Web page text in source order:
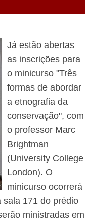
Já estão abertas
as inscrições para
o minicurso "Três
formas de abordar
a etnografia da
conservação", com
o professor Marc
Brightman
(University College
London). O
minicurso ocorrerá
sala 171 do prédio
ministradas em